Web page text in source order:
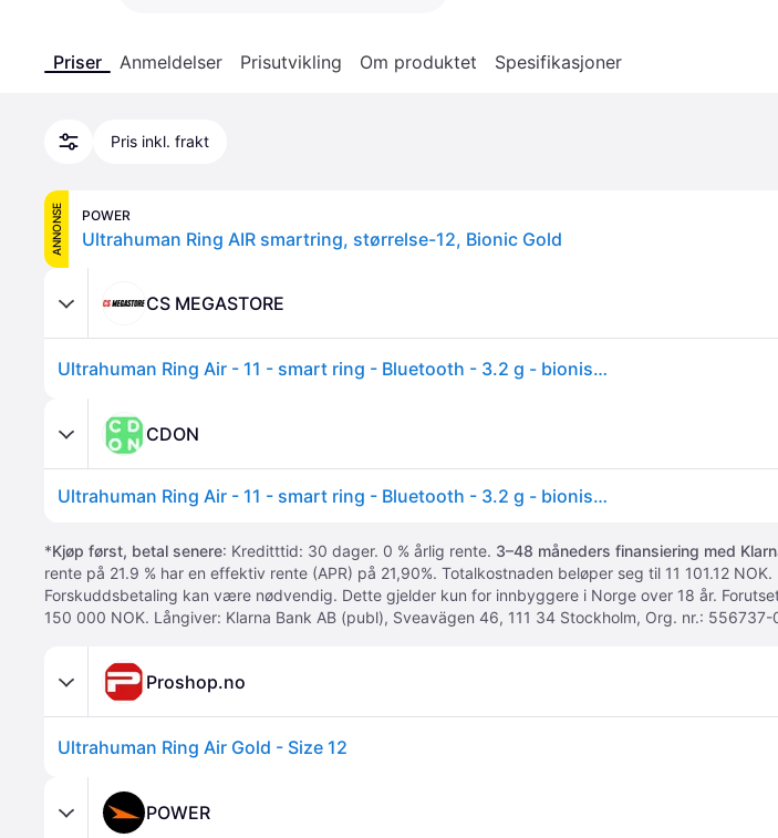
Priser Anmeldelser Prisutvikling Om produktet Spesifikasjoner
Pris inkl. frakt
ANNONSE POWER
Ultrahuman Ring AIR smartring, størrelse-12, Bionic Gold
CS MEGASTORE
Ultrahuman Ring Air - 11 - smart ring - Bluetooth - 3.2 g - bionisk gull
CDON
Ultrahuman Ring Air - 11 - smart ring - Bluetooth - 3.2 g - bionisk gull
*Kjøp først, betal senere: Kreditttid: 30 dager. 0 % årlig rente. 3–48 måneders finansiering med
rente på 21.9 % har en effektiv rente (APR) på 21,90%. Totalkostnaden beløper seg til 11 101.12
Forskuddsbetaling kan være nødvendig. Dette gjelder kun for innbyggere i Norge over 18 år.
150 000 NOK. Långiver: Klarna Bank AB (publ), Sveavägen 46, 111 34 Stockholm, Org. nr.: 556737-
Proshop.no
Ultrahuman Ring Air Gold - Size 12
POWER